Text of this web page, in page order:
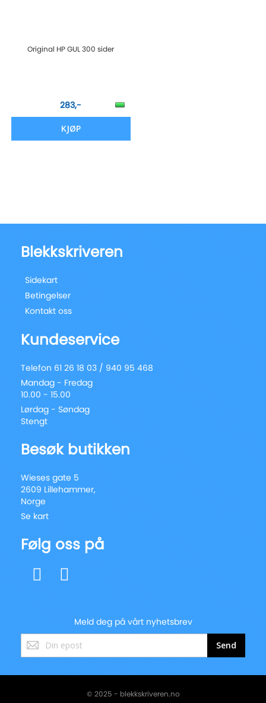
Original HP GUL 300 sider
283,-
KJØP
Blekkskriveren
Sidekart
Betingelser
Kontakt oss
Kundeservice
Telefon 61 26 18 03 / 940 95 468
Mandag - Fredag
10.00 - 15.00
Lørdag - Søndag
Stengt
Besøk butikken
Wieses gate 5
2609 Lillehammer,
Norge
Se kart
Følg oss på
Meld deg på vårt nyhetsbrev
Registrer
deg
vårt
Send
© 2025 - blekkskriveren.no